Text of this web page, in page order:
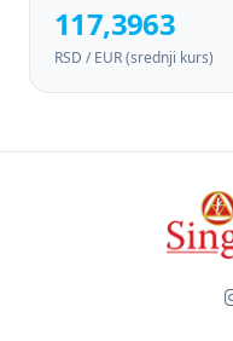
117,3963
RSD / EUR (srednji kurs)